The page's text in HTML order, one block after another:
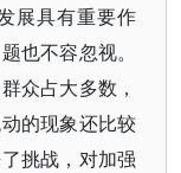
展具有重要作
也不容忽视。
众占大多数，
的现象还比较
挑战，对加强